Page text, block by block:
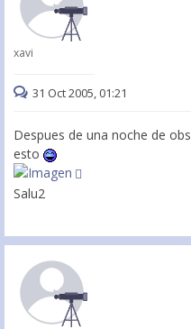
xavi
31 Oct 2005, 01:21
Despues de una noche de
esto
Salu2